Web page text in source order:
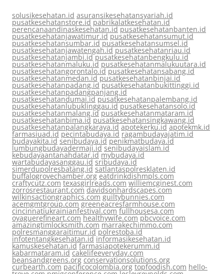
solusikesehatan.id asuransikesehatansyariah.id
pusatkesehatanstore.id pabrikalatkesehatan.id
perencanaandinaskesehatan.id pusatkesehatanbanten.id
pusatkesehatanjawatimur.id pusatkesehatansumut.id
pusatkesehatansumbar.id pusatkesehatansumsel.id
pusatkesehatanjawatengah.id pusatkesehatanriau.id
pusatkesehatanjambi.id pusatkesehatanbengkulu.id
pusatkesehatanmaluku.id pusatkesehatanmalukuutara.id
pusatkesehatangorontalo.id pusatkesehatansabang.id
pusatkesehatanmedan.id pusatkesehatanbinjai.id
pusatkesehatanpadang.id pusatkesehatanbukittinggi.id
pusatkesehatanpadangpanjang.id
pusatkesehatandumai.id pusatkesehatanpalembang.id
pusatkesehatanlubuklinggau.id pusatkesehatansolo.id
pusatkesehatanmalang.id pusatkesehatanmataram.id
pusatkesehatanbima.id pusatkesehatansingkawang.id
pusatkesehatanpalangkaraya.id apotekerku.id apotekmk.id
farmasiuad.id pecintabudaya.id ragambudayajatim.id
budayakita.id senibudaya.id penikmatbudaya.id
lumbungbudayadermaji.id senibudayaislam.id
kebudayaantanahdatar.id mybudaya.id
wartabudayasanggau.id sribudaya.id
simerdupolresbatang.id satlantaspolresklaten.id
buffalogrovechamber.org eatdrinkdishmpls.com
craftycutz.com texasgirlreads.com williemcginest.com
zorrosrestaurant.com davidsonhardscapes.com
wilkinsactiongraphics.com guiltybunnies.com
acemgmtgroup.com greeneacresfarmhouse.com
cincinnatiukrainianfestival.com fullhousesa.com
oyaguerefineart.com healthywife.com pbcvoice.com
amazingtimlocksmith.com marrakechimmo.com
polresmanggaraitimur.id polrestoba.id
infotentangkesehatan.id informasikesehatan.id
kamuskesehatan.id farmasiapotekerumm.id
kabarmataram.id cakelifeeveryday.com
beansandgreens.org conservationsolutions.org
curbearth.com pacificocolombia.org topfoodish.com hello-